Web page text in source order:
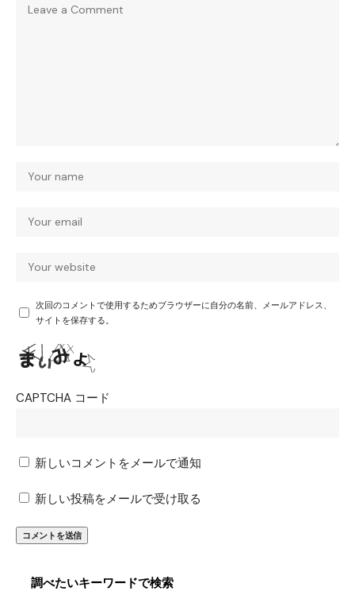
次回のコメントで使用するためブラウザーに自分の名前、メールアドレス、
サイトを保存する。
CAPTCHA コード
新しいコメントをメールで通知
新しい投稿をメールで受け取る
調べたいキーワードで検索